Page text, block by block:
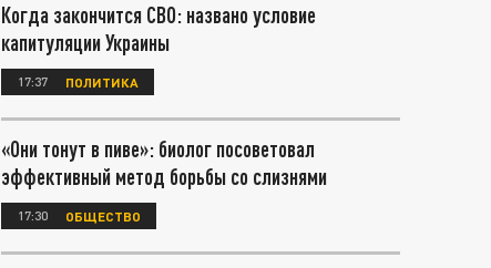
Когда закончится СВО: названо условие
капитуляции Украины
17:37 ПОЛИТИКА
«Они тонут в пиве»: биолог посоветовал
эффективный метод борьбы со слизнями
17:30 ОБЩЕСТВО